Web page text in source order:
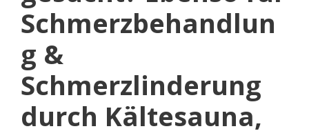
Schmerzbehandlun
g &
Schmerzlinderung
durch Kältesauna,